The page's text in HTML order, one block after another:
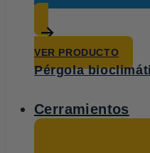
VER PRODUCTO
Pérgola
Cerramientos